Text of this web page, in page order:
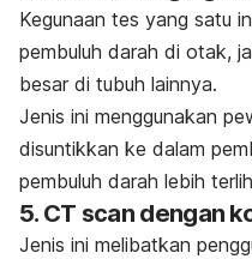
Kegunaan tes yang satu
pembuluh darah di otak,
besar di tubuh lainnya.
Jenis ini menggunakan
disuntikkan ke dalam
pembuluh darah lebih
5. CT scan dengan
Jenis ini melibatkan